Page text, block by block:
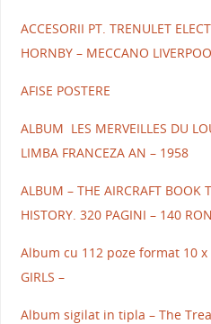
ACCESORII PT. TRENULET
HORNBY – MECCANO
AFISE POSTERE
ALBUM LES MERVEILLES DU
LIMBA FRANCEZA AN – 1958
ALBUM – THE AIRCRAFT BOOK
HISTORY. 320 PAGINI – 140
Album cu 112 poze format 10 x
GIRLS –
Album sigilat in tipla – The